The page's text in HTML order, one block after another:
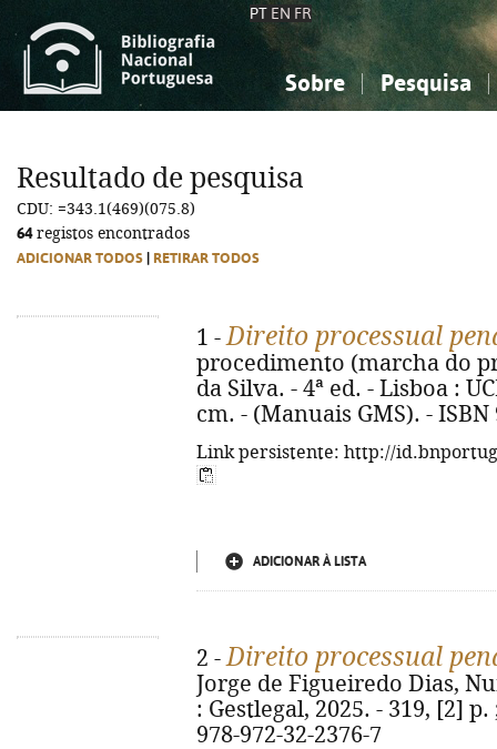
PT EN FR
Sobre Pesquisa
Ciências sociais...
Ciências sociais...
Resultado de pesquisa
CDU: =343.1(469)(075.8)
64registos encontrados
ADICIONAR TODOS RETIRAR TODOS
1 -Direito processual
procedimento (marcha do
da Silva. - 4ª ed. - Lisboa :
cm. - (Manuais GMS). - ISBN
Link persistente: http://
ADICIONAR À LISTA
2 -Direito processual
Jorge de Figueiredo Dias,
: Gestlegal, 2025. - 319, [2]
978-972-32-2376-7